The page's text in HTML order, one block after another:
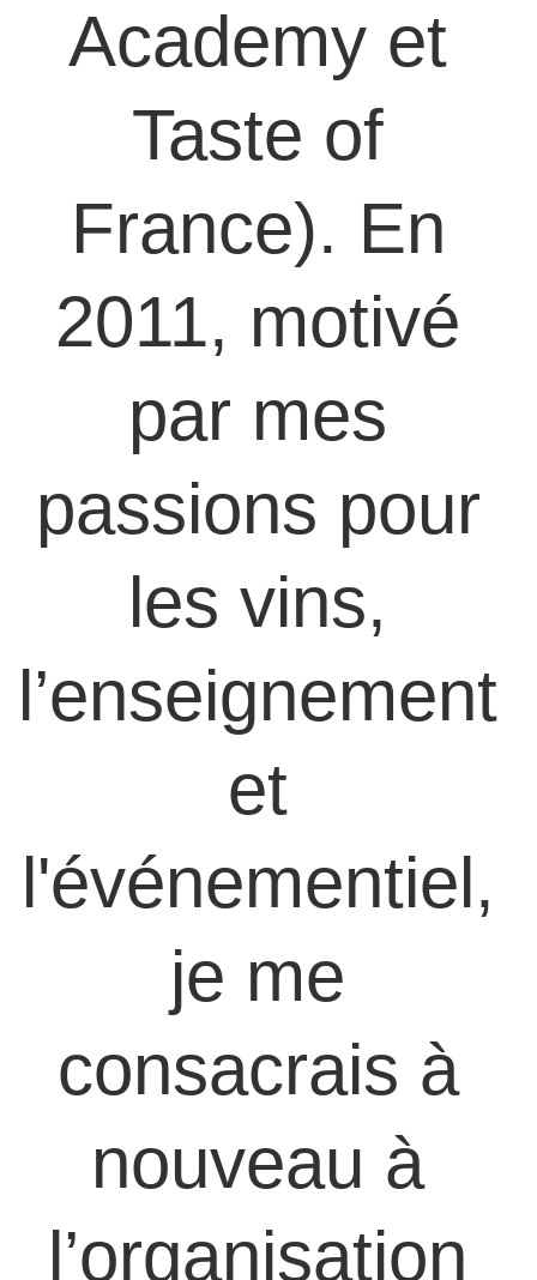
Academy et
Taste of
France). En
2011, motivé
par mes
passions pour
les vins,
l’enseignement
et
l'événementiel,
je me
consacrais à
nouveau à
l’organisation